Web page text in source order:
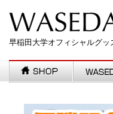
早稲田大学オフィシャルグ